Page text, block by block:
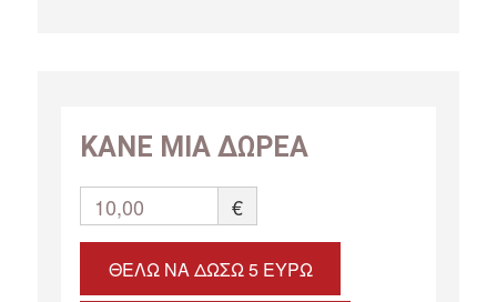
ΚΑΝΕ ΜΙΑ ΔΩΡΕΑ
10,00 €
ΘΈΛΩ ΝΑ ΔΏΣΩ 5 ΕΥΡΏ